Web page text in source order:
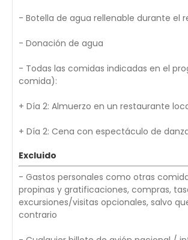
- Botella de agua rellenable durante el
- Donación de agua
- Todas las comidas indicadas en el
comida):
+ Día 2: Almuerzo en un restaurante
+ Día 2: Cena con espectáculo de
Excluido
- Gastos personales como otras
propinas y gratificaciones, compras,
excursiones/visitas opcionales, salvo
contrario